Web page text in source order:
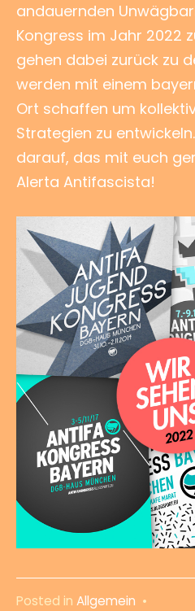
andauernden
Kongress im Jahr 2022
gehen dabei zurück zu
werden mit einem
Ort schaffen um
Strategien zu
darauf, das mit euch
Alerta Antifascista!
Posted in Allgemein •